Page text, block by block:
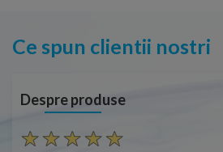
Ce spun clientii nostri
Despre produse